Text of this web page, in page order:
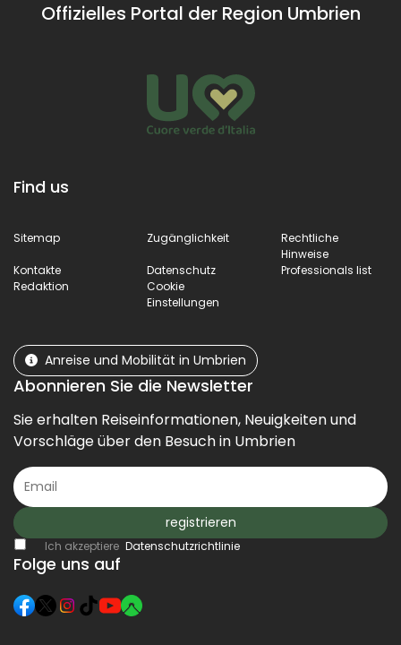
Offizielles Portal der Region Umbrien
Find us
Sitemap Zugänglichkeit
Rechtliche
Hinweise
Kontakte
Datenschutz
Professionals list
Redaktion
Cookie
Einstellungen
Anreise und Mobilität in Umbrien
Abonnieren Sie die Newsletter
Sie erhalten Reiseinformationen, Neuigkeiten und
Vorschläge über den Besuch in Umbrien
registrieren
Ich akzeptiere Datenschutzrichtlinie
Folge uns auf